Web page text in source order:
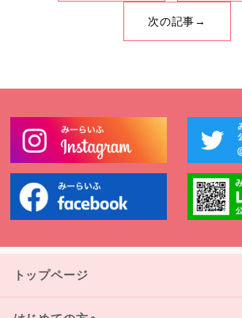
次の記事→
トップページ